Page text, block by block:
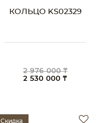
КОЛЬЦО KS02329
2 976 000 ₸
2 530 000 ₸
Скидка